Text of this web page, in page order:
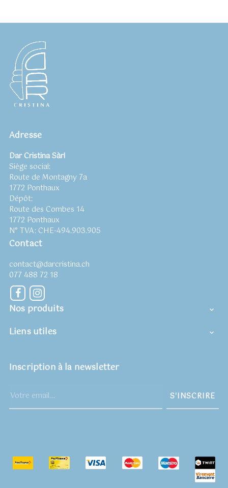
Adresse
Dar Cristina Sàrl
Siège social:
Route de Montagny 7a
1772 Ponthaux
Dépôt:
Route des Combes 14
1772 Ponthaux
N° TVA: CHE-494.903.905
Contact
contact@darcristina.ch
077 488 72 18
Facebook
Nos produits 
Liens utiles 
Inscription à la newsletter
S'INSCRIRE